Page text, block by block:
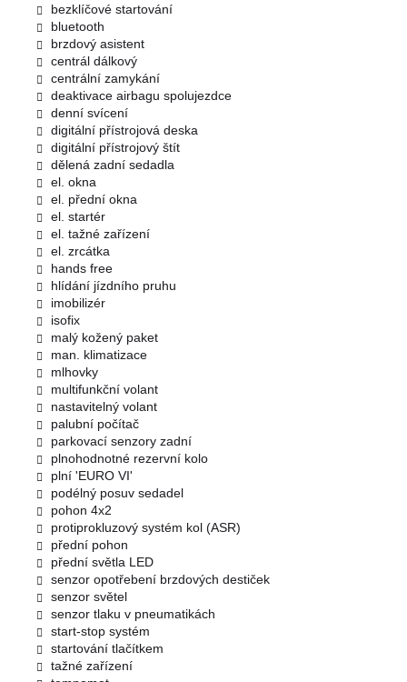
bezklíčové startování
bluetooth
brzdový asistent
centrál dálkový
centrální zamykání
deaktivace airbagu spolujezdce
denní svícení
digitální přístrojová deska
digitální přístrojový štít
dělená zadní sedadla
el. okna
el. přední okna
el. startér
el. tažné zařízení
el. zrcátka
hands free
hlídání jízdního pruhu
imobilizér
isofix
malý kožený paket
man. klimatizace
mlhovky
multifunkční volant
nastavitelný volant
palubní počítač
parkovací senzory zadní
plnohodnotné rezervní kolo
plní 'EURO VI'
podélný posuv sedadel
pohon 4x2
protiprokluzový systém kol (ASR)
přední pohon
přední světla LED
senzor opotřebení brzdových destiček
senzor světel
senzor tlaku v pneumatikách
start-stop systém
startování tlačítkem
tažné zařízení